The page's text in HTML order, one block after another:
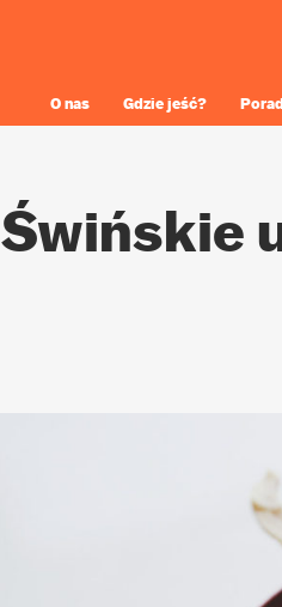
O nas Gdzie jeść?
Świńskie